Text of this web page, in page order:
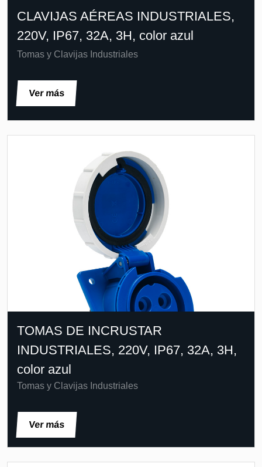
CLAVIJAS AÉREAS INDUSTRIALES,
220V, IP67, 32A, 3H, color azul
Tomas y Clavijas Industriales
Ver más
TOMAS DE INCRUSTAR
INDUSTRIALES, 220V, IP67, 32A, 3H,
color azul
Tomas y Clavijas Industriales
Ver más